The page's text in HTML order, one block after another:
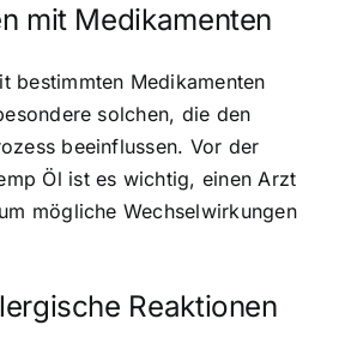
mit Medikamenten
bestimmten Medikamenten
solchen, die den
beeinflussen. Vor der
Öl ist es wichtig, einen Arzt
mögliche Wechselwirkungen
Reaktionen